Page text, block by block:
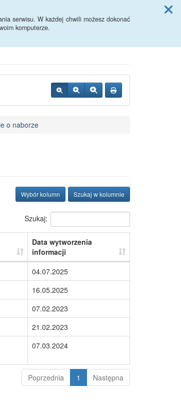
serwisu. W każdej chwili możesz dokonać
komputerze.
o naborze
Szukaj w kolumnie
Wybór kolumn
Szukaj:
Data wytworzenia
informacji
04.07.2025
16.05.2025
07.02.2023
21.02.2023
07.03.2024
Poprzednia 1 Następna